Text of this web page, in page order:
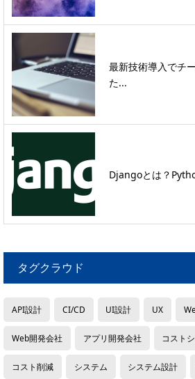
最新技術導入でチ
た...
Djangoとは？
タグクラウド
API設計 CI/CD UI設計 UX
Web開発会社 アプリ開発会社 コスト
コスト削減 システム システム設計